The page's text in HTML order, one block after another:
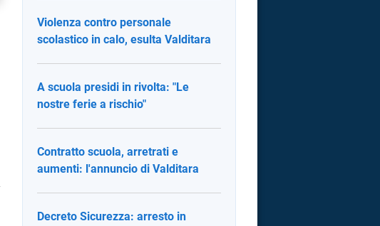
Violenza contro personale
scolastico in calo, esulta Valditara
A scuola presidi in rivolta: "Le
nostre ferie a rischio"
Contratto scuola, arretrati e
aumenti: l'annuncio di Valditara
Decreto Sicurezza: arresto in